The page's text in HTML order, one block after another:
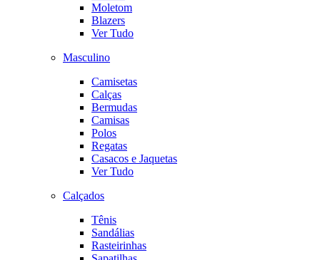
Moletom
Blazers
Ver Tudo
Masculino
Camisetas
Calças
Bermudas
Camisas
Polos
Regatas
Casacos e Jaquetas
Ver Tudo
Calçados
Tênis
Sandálias
Rasteirinhas